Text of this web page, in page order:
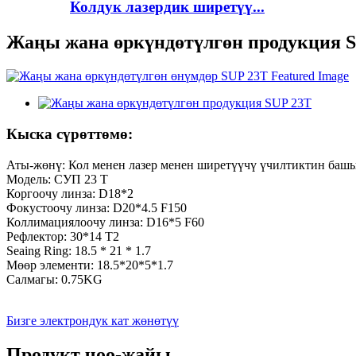
Колдук лазердик ширетүү...
Жаңы жана өркүндөтүлгөн продукция
Кыска сүрөттөмө:
Аты-жөнү: Кол менен лазер менен ширетүүчү үчилтиктин
Модель: СУП 23 Т
Коргоочу линза: D18*2
Фокустоочу линза: D20*4.5 F150
Коллимациялоочу линза: D16*5 F60
Рефлектор: 30*14 T2
Seaing Ring: 18.5 * 21 * 1.7
Мөөр элементи: 18.5*20*5*1.7
Салмагы: 0.75KG
Бизге электрондук кат жөнөтүү